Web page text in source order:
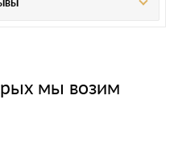
мы возим